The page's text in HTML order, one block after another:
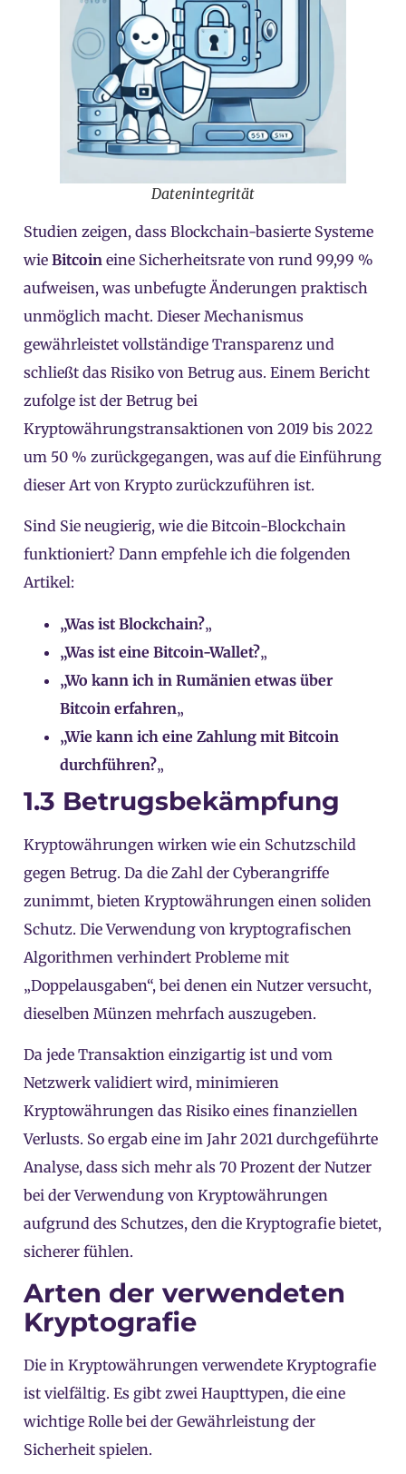
Datenintegrität
Studien zeigen, dass Blockchain-basierte Systeme
wie Bitcoin eine Sicherheitsrate von rund 99,99 %
aufweisen, was unbefugte Änderungen praktisch
unmöglich macht. Dieser Mechanismus
gewährleistet vollständige Transparenz und
schließt das Risiko von Betrug aus. Einem Bericht
zufolge ist der Betrug bei
Kryptowährungstransaktionen von 2019 bis 2022
um 50 % zurückgegangen, was auf die Einführung
dieser Art von Krypto zurückzuführen ist.
Sind Sie neugierig, wie die Bitcoin-Blockchain
funktioniert? Dann empfehle ich die folgenden
Artikel:
„Was ist Blockchain?„
„Was ist eine Bitcoin-Wallet?„
„Wo kann ich in Rumänien etwas über
Bitcoin erfahren„
„Wie kann ich eine Zahlung mit Bitcoin
durchführen?„
1.3 Betrugsbekämpfung
Kryptowährungen wirken wie ein Schutzschild
gegen Betrug. Da die Zahl der Cyberangriffe
zunimmt, bieten Kryptowährungen einen soliden
Schutz. Die Verwendung von kryptografischen
Algorithmen verhindert Probleme mit
„Doppelausgaben“, bei denen ein Nutzer versucht,
dieselben Münzen mehrfach auszugeben.
Da jede Transaktion einzigartig ist und vom
Netzwerk validiert wird, minimieren
Kryptowährungen das Risiko eines finanziellen
Verlusts. So ergab eine im Jahr 2021 durchgeführte
Analyse, dass sich mehr als 70 Prozent der Nutzer
bei der Verwendung von Kryptowährungen
aufgrund des Schutzes, den die Kryptografie bietet,
sicherer fühlen.
Arten der verwendeten
Kryptografie
Die in Kryptowährungen verwendete Kryptografie
ist vielfältig. Es gibt zwei Haupttypen, die eine
wichtige Rolle bei der Gewährleistung der
Sicherheit spielen.